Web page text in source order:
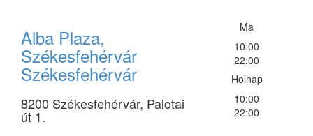
Alba Plaza,
Székesfehérvár
Székesfehérvár
8200 Székesfehérvár, Palotai
út 1.
Ma
10:00
22:00
Holnap
10:00
22:00